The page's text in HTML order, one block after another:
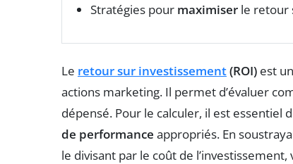
Stratégies pour maximiser le retour
Le retour sur investissement(ROI) est
actions marketing. Il permet d’évaluer
dépensé. Pour le calculer, il est essentiel
de performance appropriés. En
le divisant par le coût de